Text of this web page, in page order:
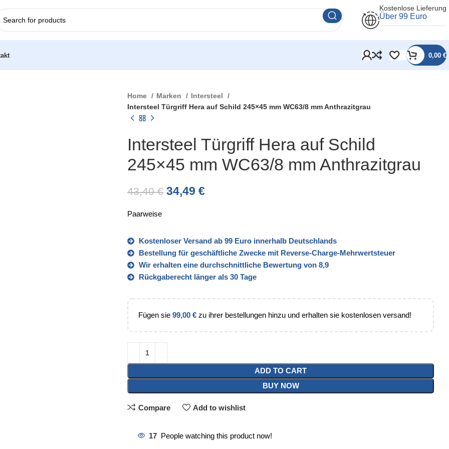
Kostenlose Lieferung
Über 99 Euro
0,00 €
Home Marken
Intersteel
Intersteel Türgriff Hera auf Schild 245×45 mm WC63/8 mm Anthrazitgrau
Intersteel Türgriff Hera auf Schild
245×45 mm WC63/8 mm Anthrazitgrau
43,40€ 34,49 €
Paarweise
Kostenloser Versand ab 99 Euro innerhalb Deutschlands
Bestellung für geschäftliche Zwecke mit Reverse-Charge-Mehrwertsteuer
Wir erhalten eine durchschnittliche Bewertung von 8,9
Rückgaberecht länger als 30 Tage
Fügen sie 99,00 € zu ihrer bestellungen hinzu und erhalten sie kostenlosen versand!
ADD TO CART
BUY NOW
Compare Add to wishlist
17 People watching this product now!